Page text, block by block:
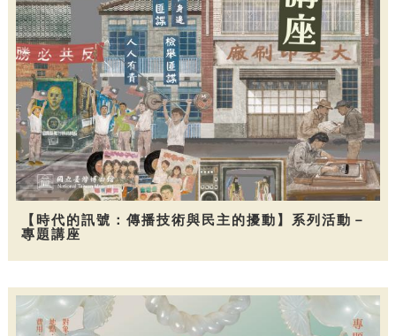
【時代的訊號：傳播技術與民主的擾動】系列活動－
專題講座